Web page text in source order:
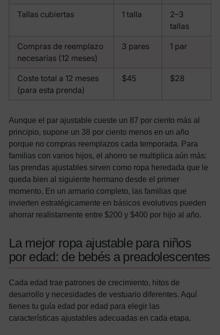
Tallas cubiertas 1 talla
2–3
tallas
Compras de reemplazo
necesarias (12 meses)
3 pares 1 par
Coste total a 12 meses
(para esta prenda)
$45 $28
Aunque el par ajustable cueste un 87 por ciento más al
principio, supone un 38 por ciento menos en un año
porque no compras reemplazos cada temporada. Para
familias con varios hijos, el ahorro se multiplica aún más:
las prendas ajustables sirven como ropa heredada que le
queda bien al siguiente hermano desde el primer
momento. En un armario completo, las familias que
invierten estratégicamente en básicos evolutivos pueden
ahorrar realistamente entre $200 y $400 por hijo al año.
La mejor ropa ajustable para niños
por edad: de bebés a preadolescentes
Cada edad trae patrones de crecimiento, hitos de
desarrollo y necesidades de vestuario diferentes. Aquí
tienes tu guía edad por edad para elegir las
características ajustables adecuadas en cada etapa.